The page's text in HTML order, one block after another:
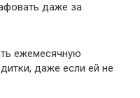
даже за
ежемесячную
даже если ей не